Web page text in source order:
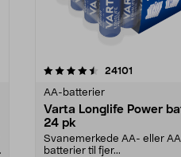
24101
AA-batterier
Varta Longlife Power
24 pk
Svanemerkede AA- eller
batterier til fjer...
4.5av 5 stjerner